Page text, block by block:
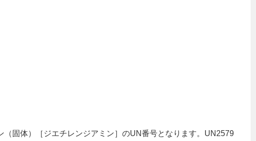
（固体）［ジエチレンジアミン］のUN番号となります。UN2579